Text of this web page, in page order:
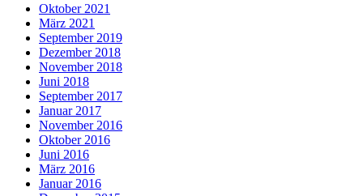
Oktober 2021
März 2021
September 2019
Dezember 2018
November 2018
Juni 2018
September 2017
Januar 2017
November 2016
Oktober 2016
Juni 2016
März 2016
Januar 2016